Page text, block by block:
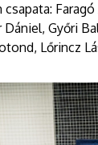
Dániel, Győri
Lőrincz